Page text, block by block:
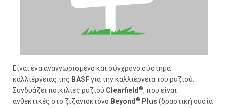
Είναι ένα αναγνωρισμένο και σύγχρονο σύστημα
καλλιέργειας της BASFγια την καλλιέργεια του ρυζιού.
Συνδυάζει ποικιλίες ρυζιού Clearfield ®, που είναι
ανθεκτικές στο ζιζανιοκτόνο Beyond ® Plus (δραστική ουσία